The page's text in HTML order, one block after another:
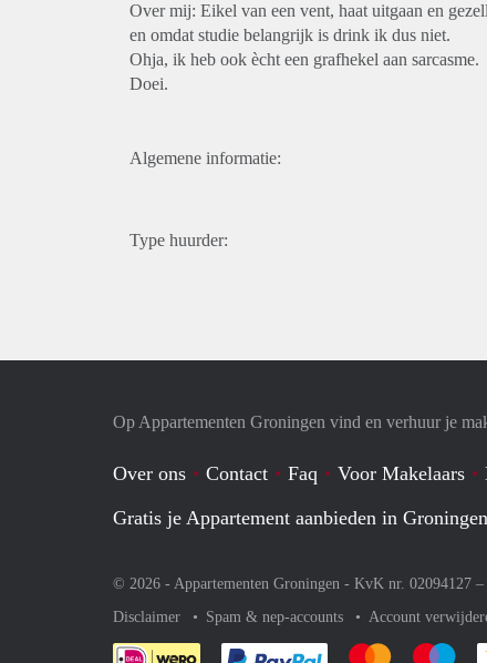
Over mij: Eikel van een vent, haat uitgaan en
en omdat studie belangrijk is drink ik dus niet.
Ohja, ik heb ook ècht een grafhekel aan sarcasme.
Doei.
Algemene informatie:
Type huurder:
Op Appartementen Groningen vind en verhuur je
Over ons Contact Faq Voor Makelaars
Gratis je Appartement aanbieden in Groningen
© 2026 - Appartementen Groningen - KvK nr. 02094127 –
Disclaimer
Spam & nep-accounts Account